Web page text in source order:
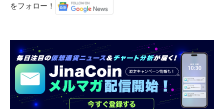
をフォロー！